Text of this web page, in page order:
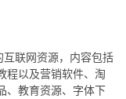
联网资源，内容包括
程以及营销软件、淘
、教育资源、字体下